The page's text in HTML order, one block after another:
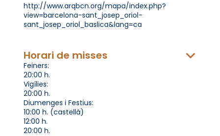
http://www.arqbcn.org/mapa/index.php?
view=barcelona-sant_josep_oriol-
sant_josep_oriol_baslica&lang=ca
Horari de misses
Feiners:
20:00 h.
Vigílies:
20:00 h.
Diumenges i Festius:
10:00 h. (castellà)
12:00 h.
20:00 h.